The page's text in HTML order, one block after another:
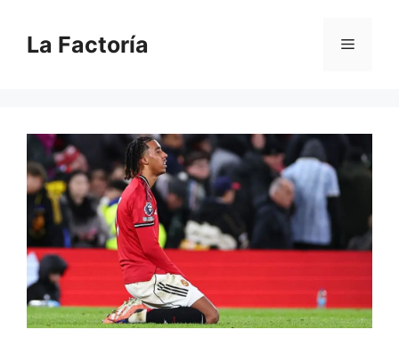
contenido
La Factoría Menú